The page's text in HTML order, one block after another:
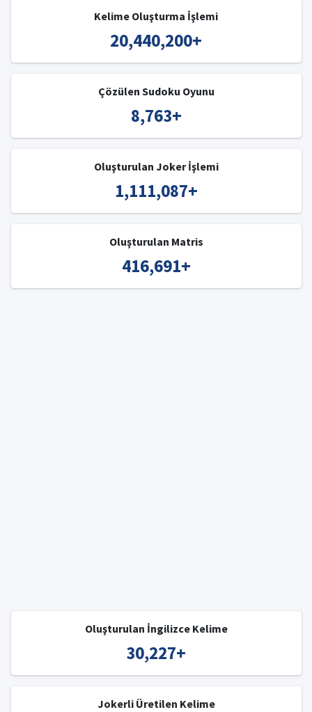
Kelime Oluşturma İşlemi
20,440,200+
Çözülen Sudoku Oyunu
8,763+
Oluşturulan Joker İşlemi
1,111,087+
Oluşturulan Matris
416,691+
Oluşturulan İngilizce Kelime
30,227+
Jokerli Üretilen Kelime